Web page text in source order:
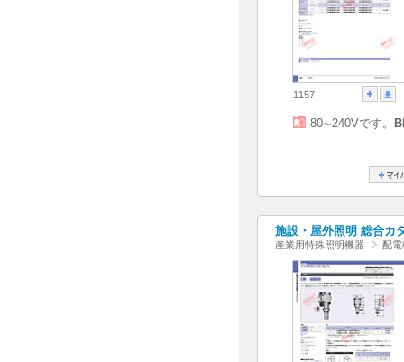
1157
80∼240Vです。
施設・屋外照明 総合カ
産業用特殊照明機器 配電